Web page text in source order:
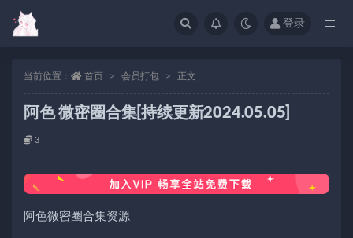
登录
当前位置： 首页 会员打包 正文
阿色 微密圈合集[持续更新2024.05.05]
3
阿色微密圈合集资源